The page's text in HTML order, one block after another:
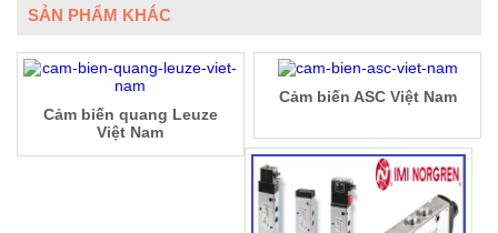
SẢN PHẨM KHÁC
Cảm biến quang Leuze
Việt Nam
Cảm biến ASC Việt Nam